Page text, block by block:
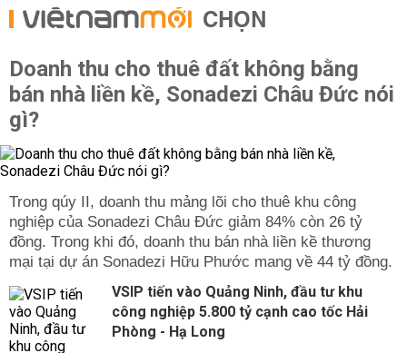
CHỌN
Doanh thu cho thuê đất không bằng
bán nhà liền kề, Sonadezi Châu Đức nói
gì?
Trong qúy II, doanh thu mảng lõi cho thuê khu công
nghiệp của Sonadezi Châu Đức giảm 84% còn 26 tỷ
đồng. Trong khi đó, doanh thu bán nhà liền kề thương
mại tại dự án Sonadezi Hữu Phước mang về 44 tỷ đồng.
VSIP tiến vào Quảng Ninh, đầu tư khu
công nghiệp 5.800 tỷ cạnh cao tốc Hải
Phòng - Hạ Long